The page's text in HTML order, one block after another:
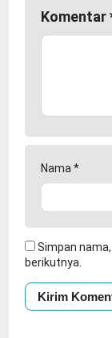
Komentar
Nama *
Simpan
berikutnya.